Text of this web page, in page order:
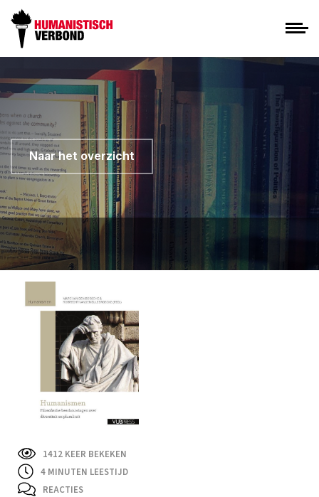
Naar het overzicht
1412 KEER BEKEKEN
4 MINUTEN LEESTIJD
REACTIES